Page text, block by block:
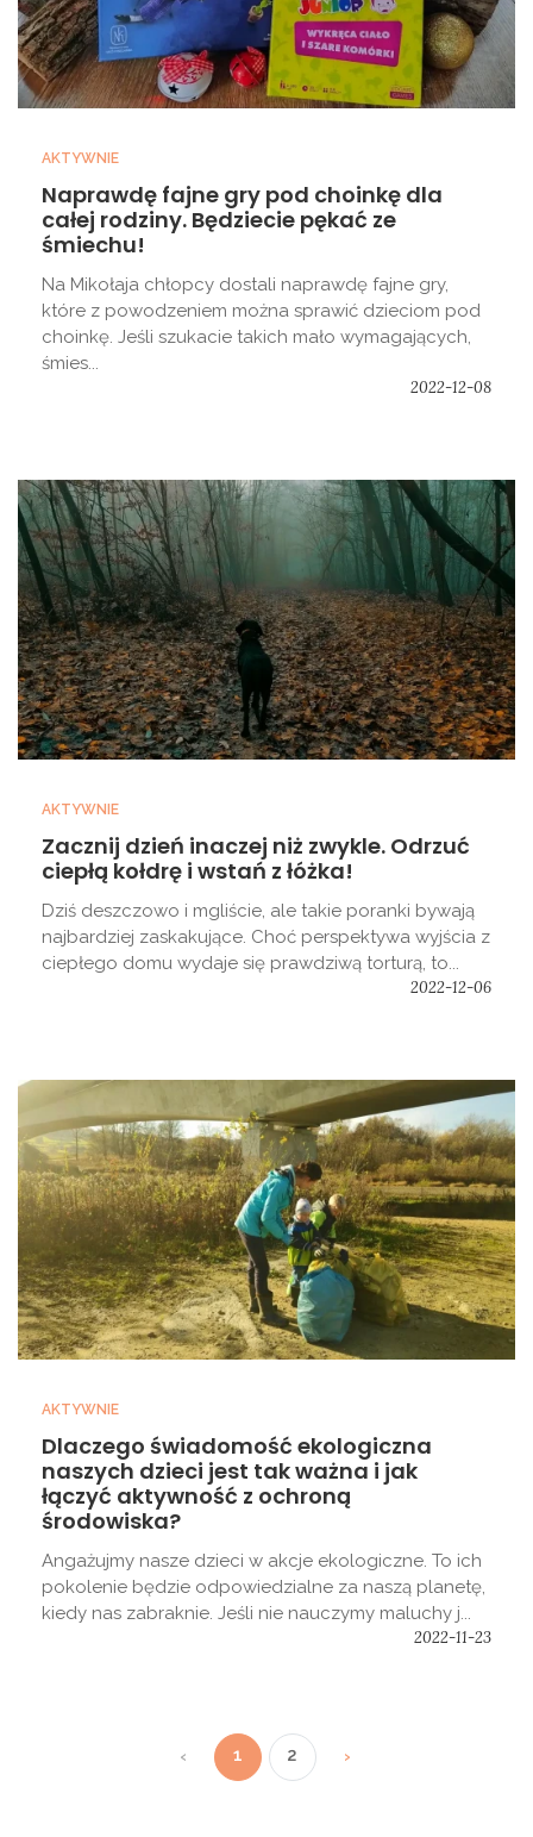
AKTYWNIE
Naprawdę fajne gry pod choinkę dla
całej rodziny. Będziecie pękać ze
śmiechu!
Na Mikołaja chłopcy dostali naprawdę fajne gry,
które z powodzeniem można sprawić dzieciom pod
choinkę. Jeśli szukacie takich mało wymagających,
śmies...
2022-12-08
AKTYWNIE
Zacznij dzień inaczej niż zwykle. Odrzuć
ciepłą kołdrę i wstań z łóżka!
Dziś deszczowo i mgliście, ale takie poranki bywają
najbardziej zaskakujące. Choć perspektywa wyjścia z
ciepłego domu wydaje się prawdziwą torturą, to...
2022-12-06
AKTYWNIE
Dlaczego świadomość ekologiczna
naszych dzieci jest tak ważna i jak
łączyć aktywność z ochroną
środowiska?
Angażujmy nasze dzieci w akcje ekologiczne. To ich
pokolenie będzie odpowiedzialne za naszą planetę,
kiedy nas zabraknie. Jeśli nie nauczymy maluchy j...
2022-11-23
‹ 1 2 ›